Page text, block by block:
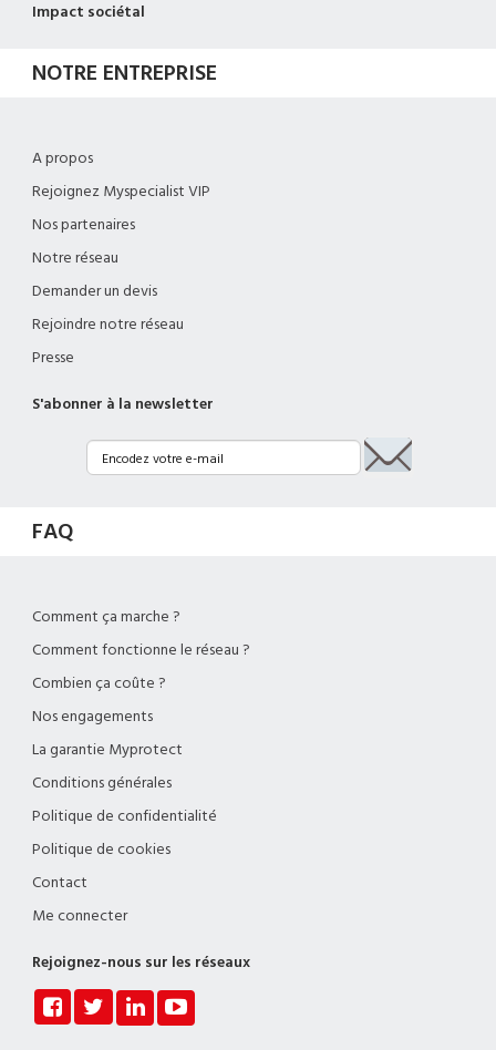
Impact sociétal
NOTRE ENTREPRISE
A propos
Rejoignez Myspecialist VIP
Nos partenaires
Notre réseau
Demander un devis
Rejoindre notre réseau
Presse
S'abonner à la newsletter
FAQ
Comment ça marche ?
Comment fonctionne le réseau ?
Combien ça coûte ?
Nos engagements
La garantie Myprotect
Conditions générales
Politique de confidentialité
Politique de cookies
Contact
Me connecter
Rejoignez-nous sur les réseaux